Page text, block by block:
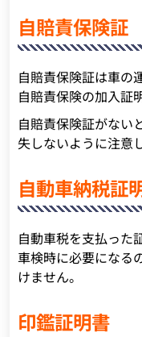
自賠責保険証
自賠責保険証は車の
自賠責保険の加入証
自賠責保険証がない
失しないように注意
自動車納税証
自動車税を支払った
車検時に必要になる
けません。
印鑑証明書